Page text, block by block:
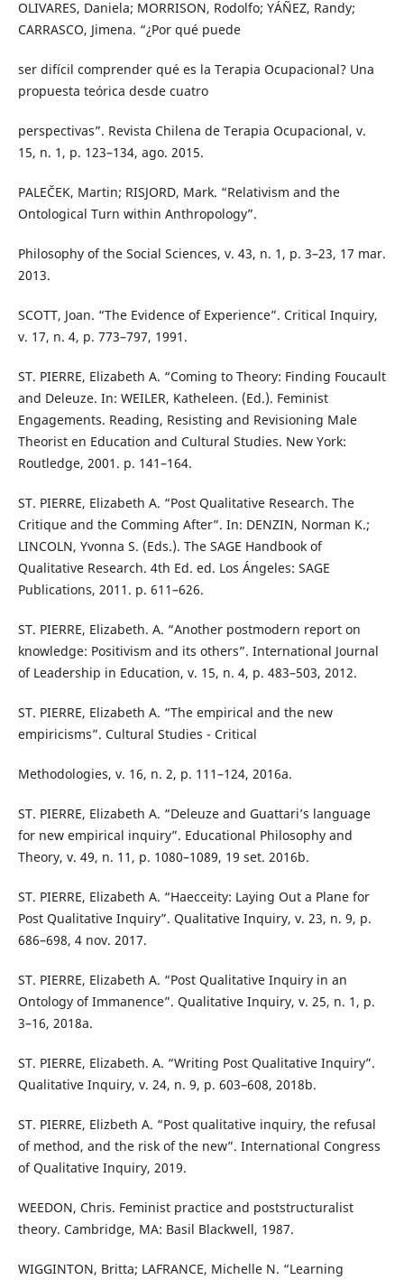
OLIVARES, Daniela; MORRISON, Rodolfo; YÁÑEZ, Randy;
CARRASCO, Jimena. “¿Por qué puede
ser difícil comprender qué es la Terapia Ocupacional? Una
propuesta teórica desde cuatro
perspectivas”. Revista Chilena de Terapia Ocupacional, v.
15, n. 1, p. 123–134, ago. 2015.
PALEČEK, Martin; RISJORD, Mark. “Relativism and the
Ontological Turn within Anthropology”.
Philosophy of the Social Sciences, v. 43, n. 1, p. 3–23, 17 mar.
2013.
SCOTT, Joan. “The Evidence of Experience”. Critical Inquiry,
v. 17, n. 4, p. 773–797, 1991.
ST. PIERRE, Elizabeth A. “Coming to Theory: Finding Foucault
and Deleuze. In: WEILER, Katheleen. (Ed.). Feminist
Engagements. Reading, Resisting and Revisioning Male
Theorist en Education and Cultural Studies. New York:
Routledge, 2001. p. 141–164.
ST. PIERRE, Elizabeth A. “Post Qualitative Research. The
Critique and the Comming After”. In: DENZIN, Norman K.;
LINCOLN, Yvonna S. (Eds.). The SAGE Handbook of
Qualitative Research. 4th Ed. ed. Los Ángeles: SAGE
Publications, 2011. p. 611–626.
ST. PIERRE, Elizabeth. A. “Another postmodern report on
knowledge: Positivism and its others”. International Journal
of Leadership in Education, v. 15, n. 4, p. 483–503, 2012.
ST. PIERRE, Elizabeth A. “The empirical and the new
empiricisms”. Cultural Studies - Critical
Methodologies, v. 16, n. 2, p. 111–124, 2016a.
ST. PIERRE, Elizabeth A. “Deleuze and Guattari’s language
for new empirical inquiry”. Educational Philosophy and
Theory, v. 49, n. 11, p. 1080–1089, 19 set. 2016b.
ST. PIERRE, Elizabeth A. “Haecceity: Laying Out a Plane for
Post Qualitative Inquiry”. Qualitative Inquiry, v. 23, n. 9, p.
686–698, 4 nov. 2017.
ST. PIERRE, Elizabeth A. “Post Qualitative Inquiry in an
Ontology of Immanence”. Qualitative Inquiry, v. 25, n. 1, p.
3–16, 2018a.
ST. PIERRE, Elizabeth. A. “Writing Post Qualitative Inquiry”.
Qualitative Inquiry, v. 24, n. 9, p. 603–608, 2018b.
ST. PIERRE, Elizbeth A. “Post qualitative inquiry, the refusal
of method, and the risk of the new”. International Congress
of Qualitative Inquiry, 2019.
WEEDON, Chris. Feminist practice and poststructuralist
theory. Cambridge, MA: Basil Blackwell, 1987.
WIGGINTON, Britta; LAFRANCE, Michelle N. “Learning